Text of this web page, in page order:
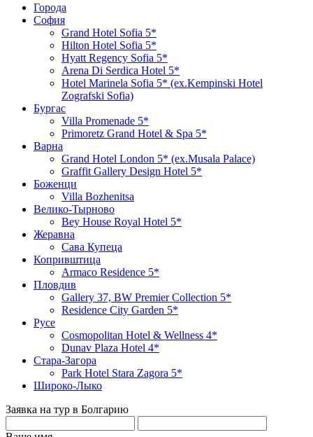
Города
София
Grand Hotel Sofia 5*
Hilton Hotel Sofia 5*
Hyatt Regency Sofia 5*
Arena Di Serdica Hotel 5*
Hotel Marinela Sofia 5* (ex.Kempinski Hotel
Zografski Sofia)
Бургас
Villa Promenade 5*
Primoretz Grand Hotel & Spa 5*
Варна
Grand Hotel London 5* (ex.Musala Palace)
Graffit Gallery Design Hotel 5*
Боженци
Villa Bozhenitsa
Велико-Тырново
Bey House Royal Hotel 5*
Жеравна
Сава Купеца
Копривштица
Armaco Residence 5*
Пловдив
Gallery 37, BW Premier Collection 5*
Residence City Garden 5*
Русе
Cosmopolitan Hotel & Wellness 4*
Dunav Plaza Hotel 4*
Стара-Загора
Park Hotel Stara Zagora 5*
Широко-Лыко
Заявка на тур в Болгарию